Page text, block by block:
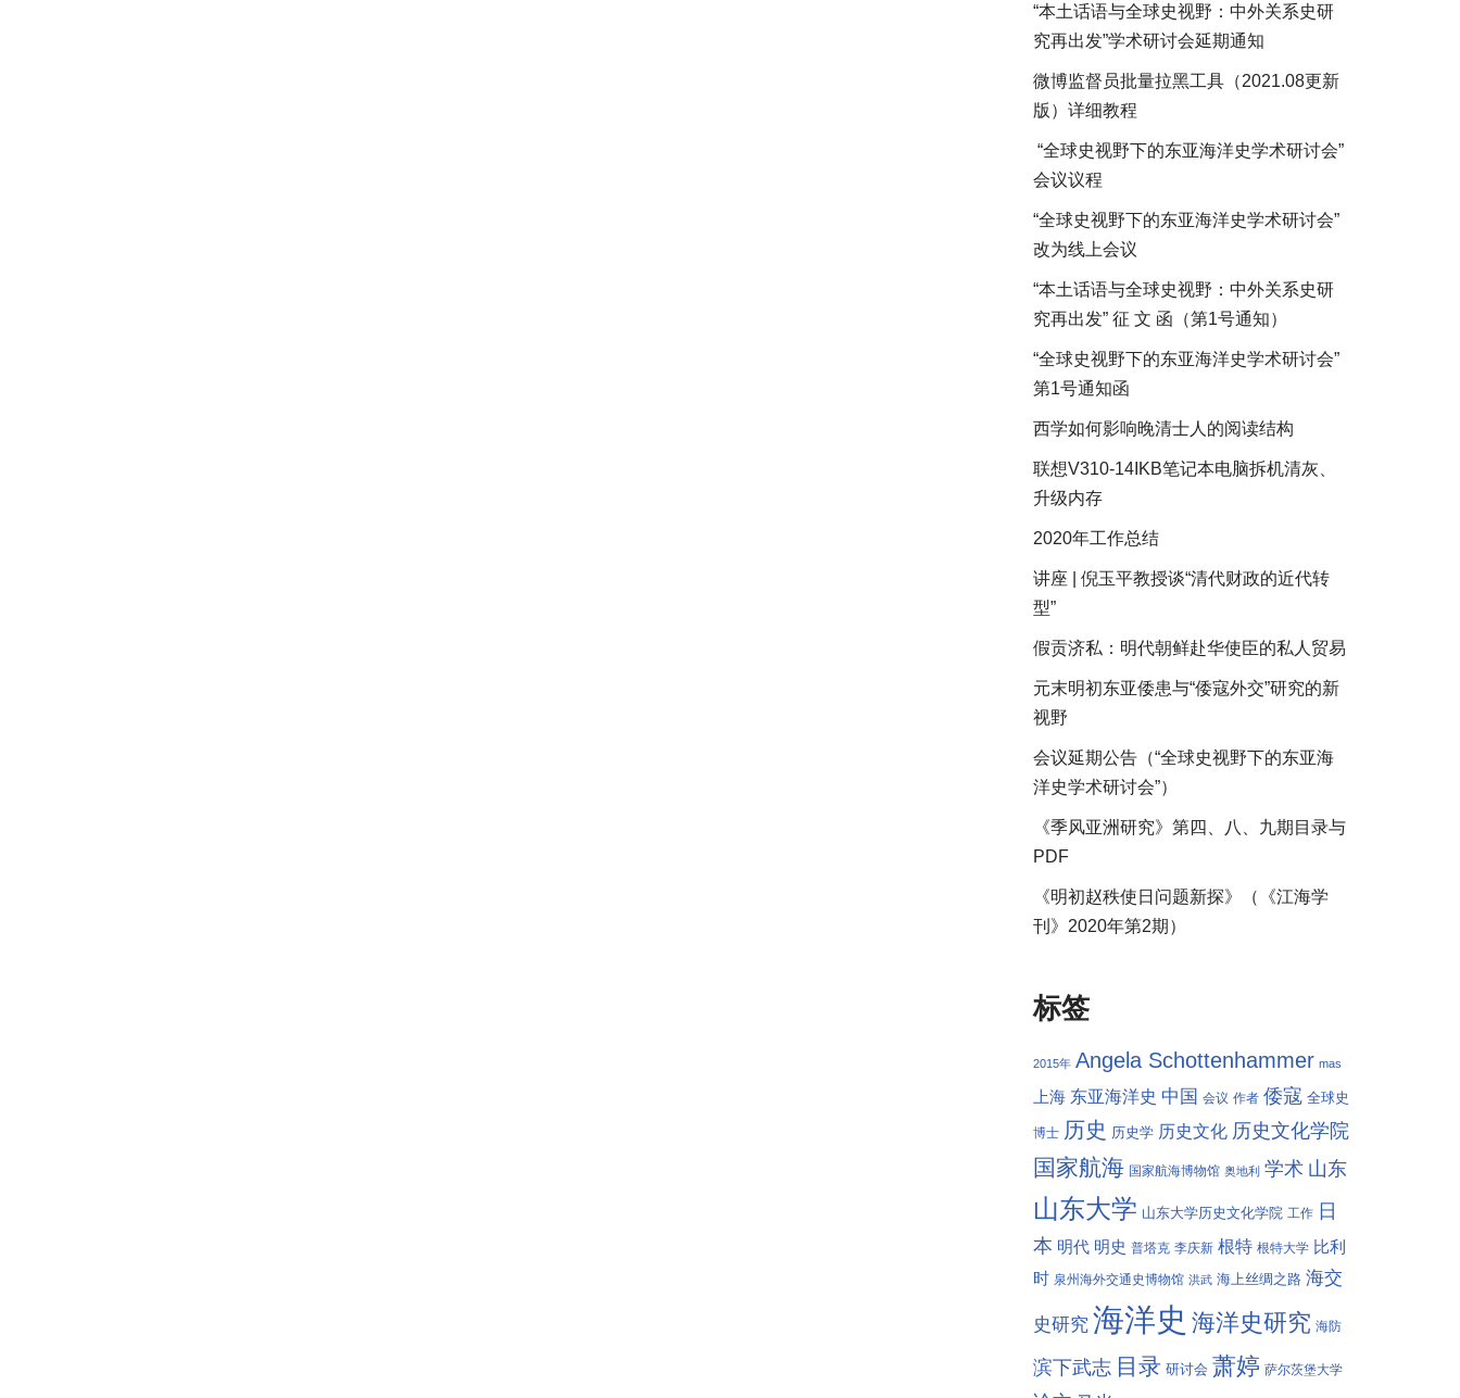
“本土话语与全球史视野：中外关系史研
究再出发”学术研讨会延期通知
微博监督员批量拉黑工具（2021.08更新
版）详细教程
“全球史视野下的东亚海洋史学术研讨会”
会议议程
“全球史视野下的东亚海洋史学术研讨会”
改为线上会议
“本土话语与全球史视野：中外关系史研
究再出发” 征 文 函（第1号通知）
“全球史视野下的东亚海洋史学术研讨会”
第1号通知函
西学如何影响晚清士人的阅读结构
联想V310-14IKB笔记本电脑拆机清灰、
升级内存
2020年工作总结
讲座 | 倪玉平教授谈“清代财政的近代转
型”
假贡济私：明代朝鲜赴华使臣的私人贸易
元末明初东亚倭患与“倭寇外交”研究的新
视野
会议延期公告（“全球史视野下的东亚海
洋史学术研讨会”）
《季风亚洲研究》第四、八、九期目录与
PDF
《明初赵秩使日问题新探》（《江海学
刊》2020年第2期）
标签
2015年 Angela Schottenhammer mas
上海 东亚海洋史 中国 会议 作者 倭寇 全球史
博士 历史 历史学 历史文化 历史文化学院
国家航海 国家航海博物馆 奥地利 学术 山东
山东大学 山东大学历史文化学院 工作 日
本 明代 明史 普塔克 李庆新 根特 根特大学 比利
时 泉州海外交通史博物馆 洪武 海上丝绸之路 海交
史研究 海洋史 海洋史研究 海防
滨下武志 目录 研讨会 萧婷 萨尔茨堡大学